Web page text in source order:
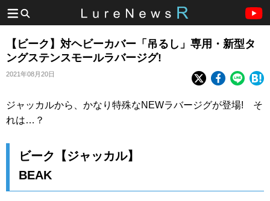
【ビーク】対ヘビーカバー「吊るし」専用・新型タ
ングステンスモールラバージグ!
2021年08月20日
ジャッカルから、かなり特殊なNEWラバージグが登場! そ
れは…？
ビーク【ジャッカル】
BEAK